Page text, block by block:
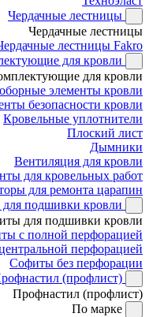
Чердачные лестницы
Чердачные лестницы
лестницы Fakro
для кровли
для кровли
элементы кровли
безопасности кровли
Кровельные уплотнители
Плоский лист
Дымники
Вентиляция для кровли
для кровельных работ
для ремонта царапин
подшивки кровли
для подшивки кровли
с полной перфорацией
перфорацией
Софиты без перфорации
(профлист)
Профнастил (профлист)
По марке